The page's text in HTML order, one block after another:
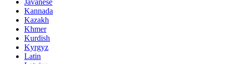
Kannada
Kazakh
Khmer
Kurdish
Kyrgyz
Latin